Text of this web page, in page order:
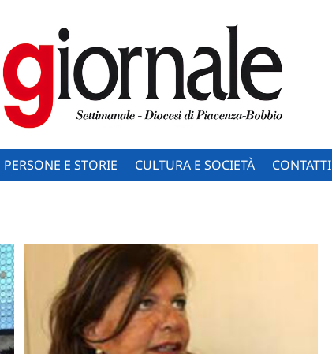
PERSONE E STORIE CULTURA E SOCIETÀ CONTATTI